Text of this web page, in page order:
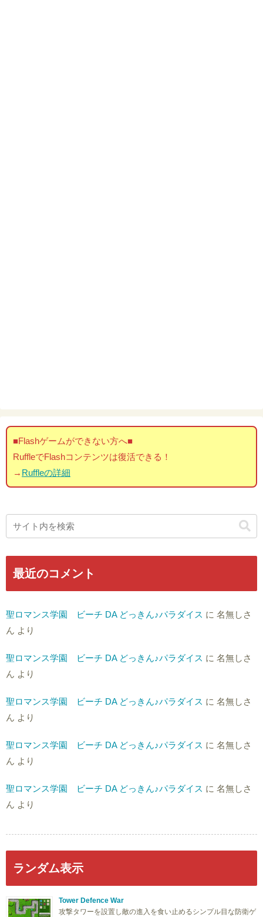
■Flashゲームができない方へ■
RuffleでFlashコンテンツは復活できる！
→ Ruffleの詳細
最近のコメント
聖ロマンス学園 ビーチ DA どっきん♪パラダイス に 名無しさ
ん より
聖ロマンス学園 ビーチ DA どっきん♪パラダイス に 名無しさ
ん より
聖ロマンス学園 ビーチ DA どっきん♪パラダイス に 名無しさ
ん より
聖ロマンス学園 ビーチ DA どっきん♪パラダイス に 名無しさ
ん より
聖ロマンス学園 ビーチ DA どっきん♪パラダイス に 名無しさ
ん より
ランダム表示
Tower Defence War
攻撃タワーを設置し敵の進入を食い止めるシンプル目な防衛ゲ